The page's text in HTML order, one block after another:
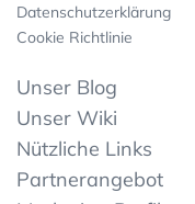
Datenschutzerklärung
Cookie Richtlinie
Unser Blog
Unser Wiki
Nützliche Links
Partnerangebot